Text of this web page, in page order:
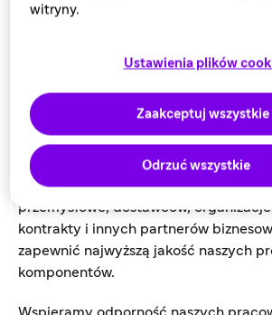
jakość produktu przez cały jego cykl
produkcyjnych i zapewniamy
dobrymi praktykami produkcyjnymi.
współpracujemy z globalnymi
zdrowia, aby utrzymać wszystkie
certyfikaty do obsługi naszych
produkcyjnych. Regularnie
przemysłowe, dostawców,
kontrakty i innych partnerów
zapewnić najwyższą jakość naszych
komponentów.
Wspieramy odporność naszych
witryny.
Ustawienia plików
Odrzuć wszystkie
Zaakceptuj wszystkie